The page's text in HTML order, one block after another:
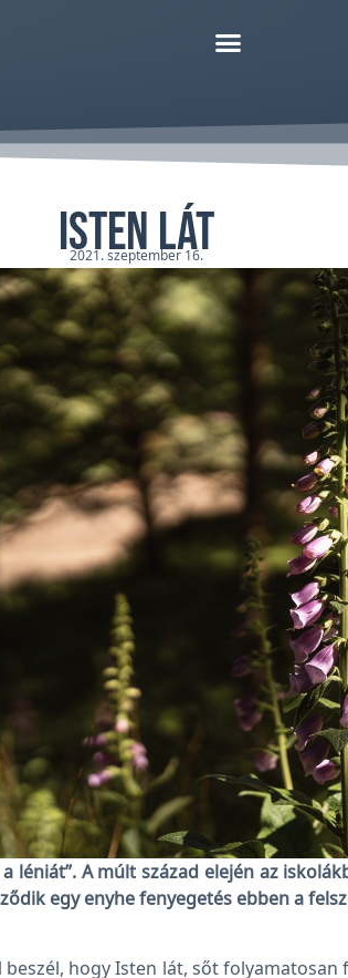
Isten lát
2021. szeptember 16.
léniát”. A múlt század elején az
egy enyhe fenyegetés ebben a
hogy Isten lát, sőt